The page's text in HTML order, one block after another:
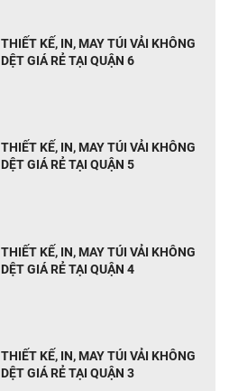
THIẾT KẾ, IN, MAY TÚI VẢI KHÔNG
DỆT GIÁ RẺ TẠI QUẬN 6
THIẾT KẾ, IN, MAY TÚI VẢI KHÔNG
DỆT GIÁ RẺ TẠI QUẬN 5
THIẾT KẾ, IN, MAY TÚI VẢI KHÔNG
DỆT GIÁ RẺ TẠI QUẬN 4
THIẾT KẾ, IN, MAY TÚI VẢI KHÔNG
DỆT GIÁ RẺ TẠI QUẬN 3